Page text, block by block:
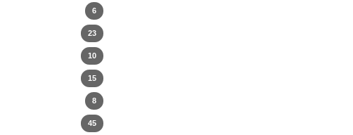
6
23
10
15
8
45